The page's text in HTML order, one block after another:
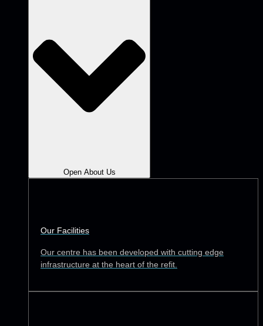
Open About Us
Our Facilities
Our centre has been developed with cutting edge
infrastructure at the heart of the refit.